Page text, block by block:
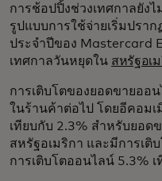
การช้อปปิ้งช่วงเทศกาลยัง
รูปแบบการใช้จ่ายเริ่มปรา
ประจำปีของ Mastercard
เทศกาลวันหยุดใน สหรัฐอเ
การเติบโตของยอดขายออ
ในร้านค้าต่อไป โดยอีคอมเ
เทียบกับ 2.3% สำหรับยอด
สหรัฐอเมริกา และมีการเ
การเติบโตออนไลน์ 5.3%